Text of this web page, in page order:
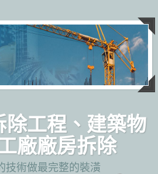
除工程、建築物
廠廠房拆除
技術做最完整的裝潢